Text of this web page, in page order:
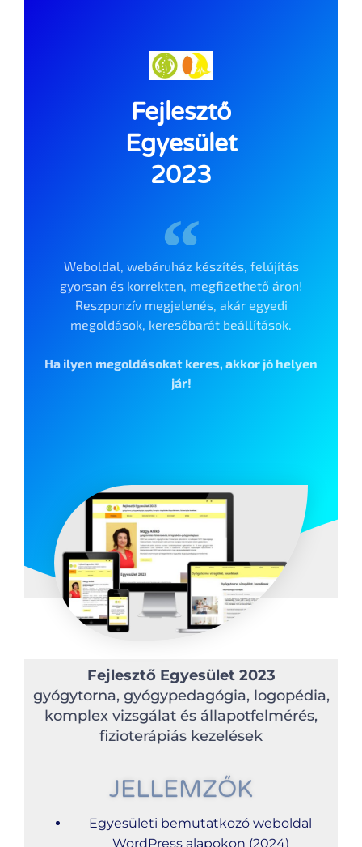
Fejlesztő
Egyesület
2023
Weboldal, webáruház készítés, felújítás
gyorsan és korrekten, megfizethető áron!
Reszponzív megjelenés, akár egyedi
megoldások, keresőbarát beállítások.
Ha ilyen megoldásokat keres, akkor jó helyen
jár!
Fejlesztő Egyesület 2023
gyógytorna, gyógypedagógia, logopédia,
komplex vizsgálat és állapotfelmérés,
fizioterápiás kezelések
JELLEMZŐK
Egyesületi bemutatkozó weboldal
WordPress alapokon (2024)